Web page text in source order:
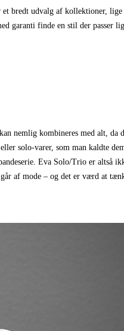
bredt udvalg af kollektioner,
garanti finde en stil der passer
nemlig kombineres med alt, da
solo-varer, som man kaldte
Eva Solo/Trio er altså
af mode – og det er værd at